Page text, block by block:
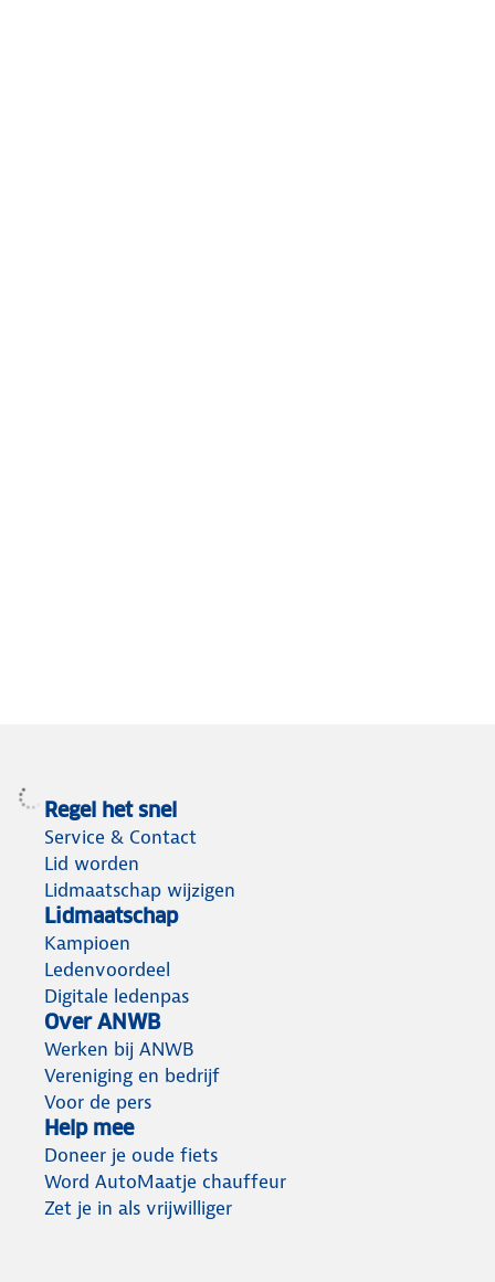
Regel het snel
Service & Contact
Lid worden
Lidmaatschap wijzigen
Lidmaatschap
Kampioen
Ledenvoordeel
Digitale ledenpas
Over ANWB
Werken bij ANWB
Vereniging en bedrijf
Voor de pers
Help mee
Doneer je oude fiets
Word AutoMaatje chauffeur
Zet je in als vrijwilliger